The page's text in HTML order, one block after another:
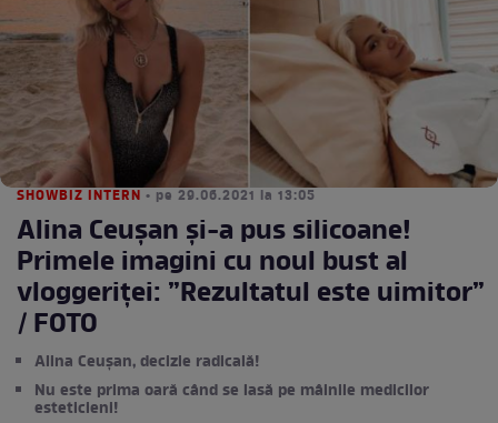
SHOWBIZ INTERN • pe 29.06.2021 la 13:05
Alina Ceușan și-a pus silicoane!
Primele imagini cu noul bust al
vloggeriței: ”Rezultatul este uimitor”
/ FOTO
Alina Ceușan, decizie radicală!
Nu este prima oară când se lasă pe mâinile medicilor
esteticieni!